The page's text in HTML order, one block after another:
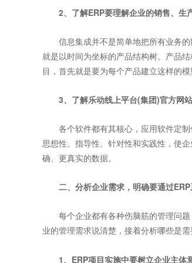
2、了解ERP要理解企业的销售、生
信息集成并不是简单地把所有业务的
就是以时间为坐标的产品结构树。产品
目，首先就是要为每个产品建立这样的模
3、了解乐动线上平台(集团)官方网
各个软件都有其核心，应用软件定
思想性、指导性、针对性和实践性，使
确、更真实的数据。
二、分析企业需求，明确要通过ERP
每个企业都有各种伤脑筋的管理问题
业的管理需求说清楚，接着分析哪些是需
1、ERP项目实施中要树立企业主体